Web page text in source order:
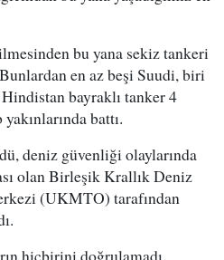
bu yana sekiz tankeri
en az beşi Suudi, biri
bayraklı tanker 4
battı.
deniz güvenliği olaylarında
olan Birleşik Krallık Deniz
(UKMTO) tarafından